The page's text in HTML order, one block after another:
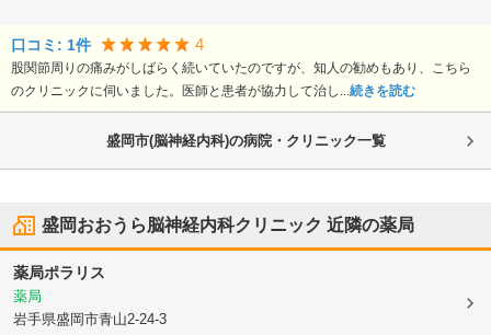
口コミ: 1件 4
股関節周りの痛みがしばらく続いていたのですが、知人の勧めもあり、こちら
のクリニックに伺いました。医師と患者が協力して治し...続きを読む
盛岡市(脳神経内科)の病院・クリニック一覧
盛岡おおうら脳神経内科クリニック 近隣の薬局
薬局ポラリス
薬局
岩手県盛岡市青山2-24-3